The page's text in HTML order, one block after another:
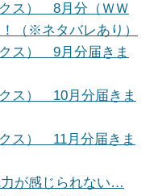
ス） 8月分（ＷＷ
（※ネタバレあり）
ス） 9月分届きま
ス） 10月分届きま
ス） 11月分届きま
が感じられない…